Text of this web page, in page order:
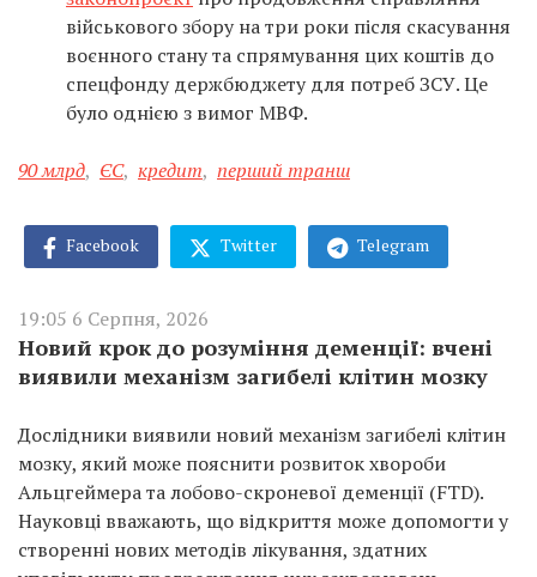
військового збору на три роки після скасування
воєнного стану та спрямування цих коштів до
спецфонду держбюджету для потреб ЗСУ. Це
було однією з вимог МВФ.
90 млрд, ЄС, кредит, перший транш
Facebook Twitter Telegram
19:05 6 Серпня, 2026
Новий крок до розуміння деменції: вчені
виявили механізм загибелі клітин мозку
Дослідники виявили новий механізм загибелі клітин
мозку, який може пояснити розвиток хвороби
Альцгеймера та лобово-скроневої деменції (FTD).
Науковці вважають, що відкриття може допомогти у
створенні нових методів лікування, здатних